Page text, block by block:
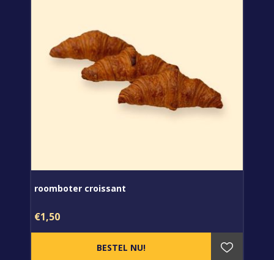
roomboter croissant
€1,50